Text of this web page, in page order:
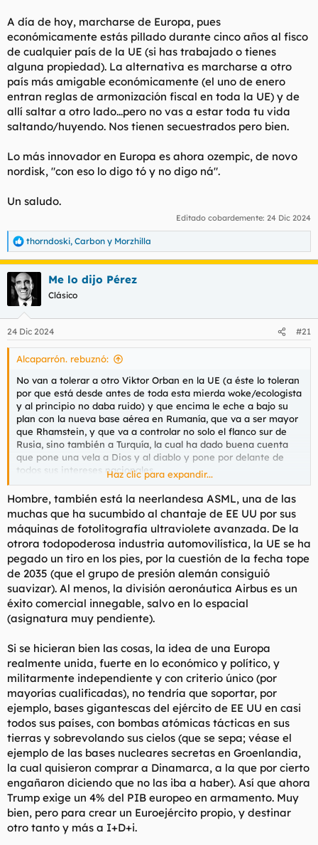
A día de hoy, marcharse de Europa, pues
económicamente estás pillado durante cinco años al fisco
de cualquier país de la UE (si has trabajado o tienes
alguna propiedad). La alternativa es marcharse a otro
país más amigable económicamente (el uno de enero
entran reglas de armonización fiscal en toda la UE) y de
allí saltar a otro lado...pero no vas a estar toda tu vida
saltando/huyendo. Nos tienen secuestrados pero bien.
Lo más innovador en Europa es ahora ozempic, de novo
nordisk, "con eso lo digo tó y no digo ná".
Un saludo.
Editado cobardemente: 24 Dic 2024
R
e
a
c
c
e
s
thorndoski, Carbon y Morzhilla
Me lo dijo Pérez
Clásico
24 Dic 2024 #21
Alcaparrón. rebuznó:
No van a tolerar a otro Viktor Orban en la UE (a éste lo toleran
por que está desde antes de toda esta mierda woke/ecologista
y al principio no daba ruido) y que encima le eche a bajo su
plan con la nueva base aérea en Rumanía, que va a ser mayor
que Rhamstein, y que va a controlar no solo el flanco sur de
Rusia, sino también a Turquía, la cual ha dado buena cuenta
que pone una vela a Dios y al diablo y pone por delante de
todos sus intereses nacionales.
Tampoco va a permitir que el futuro eje económico báltico-
mediterráneo-adriático (con futuras incorporaciones como
serbia) sea competencia con Alemania-Francia, en
población/poder de decisión. Actualmente Polonia es la que
lidera ese contrapeso y la más interesada en ese nuevo eje
económico, pero con la elección de Donald Tusk, ex dirigente
UE, me parece que lo están atrayendo más al polo occidental,
dejándole ser "algo" en ese polo.
¿Qué queda? Orban y Robert Fico, este último, algo folklorico y
con el mismo peso en el poder europeo que un presidente de
país más pobre de la UE, fuera a tener un peso relevante, pero
como dice el dicho, muchos pocos hacen un mucho.
Pues nada Von der Brüjjen, criada y educada en los USA,
mandando el cotarro.
La UE, o más bien, cuando era la CEE, antes de el tratado de
Mastrich allá por 1992, era algo de puta madre. Libertad de
servicios, trabajadores y mercancías. Con una regulación
basada en eso y poco más fuera de sus atribuciones. Todo se
torció con el intento de constitución europea.
El problema ahora, no es Alemania, con su peso y su sumisión
a USA legislativa y económicamente, es todo el ecosistema
que ha emergido en torno a su modelo político y que se ha
Haz clic para expandir...
Hombre, también está la neerlandesa ASML, una de las
muchas que ha sucumbido al chantaje de EE UU por sus
máquinas de fotolitografía ultraviolete avanzada. De la
otrora todopoderosa industria automovilística, la UE se ha
pegado un tiro en los pies, por la cuestión de la fecha tope
de 2035 (que el grupo de presión alemán consiguió
suavizar). Al menos, la división aeronáutica Airbus es un
éxito comercial innegable, salvo en lo espacial
(asignatura muy pendiente).
Si se hicieran bien las cosas, la idea de una Europa
realmente unida, fuerte en lo económico y político, y
militarmente independiente y con criterio único (por
mayorías cualificadas), no tendría que soportar, por
ejemplo, bases gigantescas del ejército de EE UU en casi
todos sus países, con bombas atómicas tácticas en sus
tierras y sobrevolando sus cielos (que se sepa; véase el
ejemplo de las bases nucleares secretas en Groenlandia,
la cual quisieron comprar a Dinamarca, a la que por cierto
engañaron diciendo que no las iba a haber). Así que ahora
Trump exige un 4% del PIB europeo en armamento. Muy
bien, pero para crear un Euroejército propio, y destinar
otro tanto y más a I+D+i.